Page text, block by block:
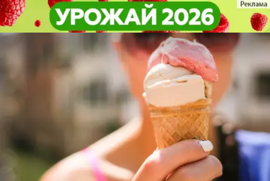
10 июня - Всемирный день
мороженого
Не забудь! 10 июня - Всемирный день
мороженого
Не забудь!
Погода и курсы
валют в Пензе